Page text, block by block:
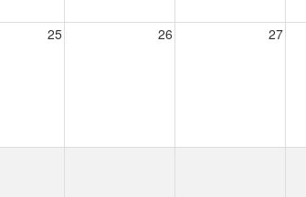
25 26 27